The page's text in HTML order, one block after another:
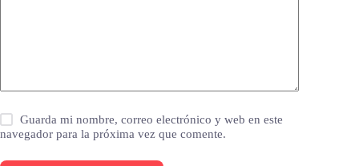
Guarda mi nombre, correo electrónico y web en este
navegador para la próxima vez que comente.